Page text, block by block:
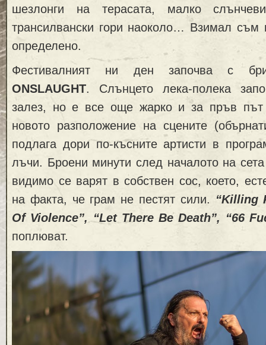
шезлонги на терасата, малко
трансилвански гори наоколо… Взимал
определено.
Фестивалният ни ден започва с
ONSLAUGHT. Слънцето лека-полека
залез, но е все още жарко и за пръв път
новото разположение на сцените
подлага дори по-късните артисти в
лъчи. Броени минути след началото на
видимо се варят в собствен сос, което,
на факта, че грам не пестят сили. “Killing
Of Violence”, “Let There Be Death”, “66
поплюват.